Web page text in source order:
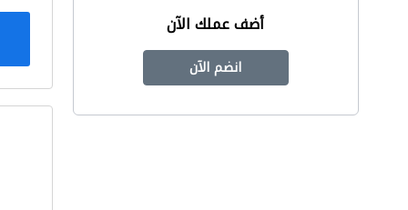
أضف عملك الآن
انضم الآن